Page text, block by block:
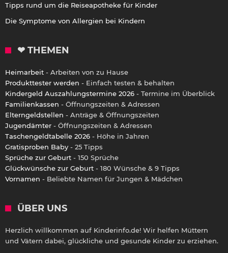
Tipps rund um die Reiseapotheke für Kinder
Die Symptome von Allergien bei Kindern
❤ THEMEN
Heimarbeit - Arbeiten von zu Hause
Produkttester werden - Einfach testen & behalten
Kindergeld Auszahlungstermine 2026 - Termine im Überblick
Familienkassen - Öffnungszeiten & Adressen
Elterngeldstellen - Anträge & Öffnungszeiten
Jugendämter - Öffnungszeiten & Adressen
Taschengeldtabelle 2026 - Höhe in Jahren
Gratisproben Baby - 25 Tipps
Sprüche zur Geburt - 150 Sprüche
Glückwünsche zur Geburt - 180 Wünsche & 9 Tipps
Vornamen - Beliebte Namen für Jungen & Mädchen
ÜBER UNS
Herzlich willkommen auf Kinderinfo.de! Wir helfen Müttern
und Vätern dabei, glückliche und gesunde Kinder zu erziehen.